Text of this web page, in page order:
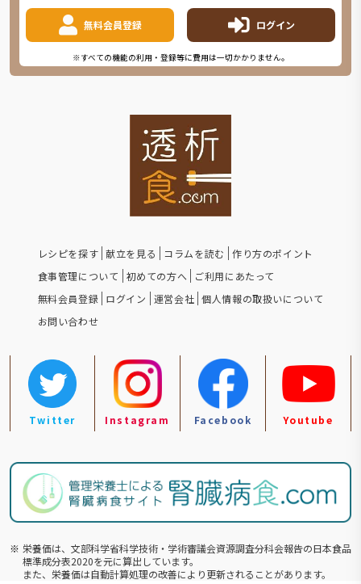
無料会員登録 ログイン
※すべての機能の利用・登録等に費用は一切かかりません。
レシピを探す 献立を見る コラムを読む
作り方のポイント
食事管理について
初めての方へ
ご利用にあたって
無料会員登録 ログイン 運営会社 個人情報の取扱いについて
お問い合わせ
Twitter Instagram Facebook Youtube
※ 栄養価は、文部科学省科学技術・学術審議会資源調査分科会報告の⽇本食品
標準成分表2020を元に算出しています。
また、栄養価は自動計算処理の改善により更新されることがあります。